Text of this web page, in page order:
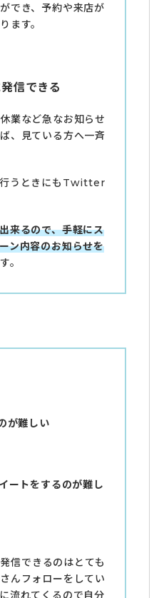
でき、予約や来店が
ます。
信できる
業など急なお知らせ
、見ている方へ一斉
行うときにもTwitter
来るので、手軽にス
ン内容のお知らせを
。
が難しい
ートをするのが難し
信できるのはとても
んフォローをしてい
流れてくるので自分